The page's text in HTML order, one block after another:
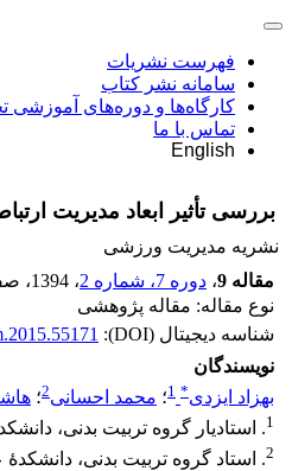
فهرست نشریات
سامانه نشر کتاب
کارگاه‌ها و دوره‌های
تماس با ما
English
بررسی تأثیر ابعاد مدیریت
نشریه مدیریت ورزشی
مقاله 9
، دوره 7، شماره 2 ، 1394 ،
نوع مقاله: مقاله پژوهشی
شناسه دیجیتال (DOI):
نویسندگان
بهزاد ایزدی*
1؛ محمد احسانی2؛
1. استادیار گروه تربیت ‌بدنی،
2. استاد گروه تربیت ‌بدنی،